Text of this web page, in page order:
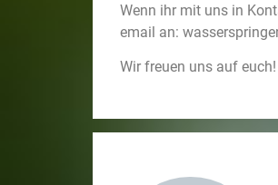
Wenn ihr mit uns in
email an:
Wir freuen uns auf euch!